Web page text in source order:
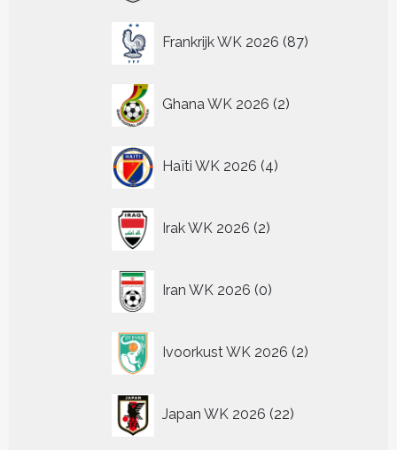
Frankrijk WK 2026 87
producten
Ghana WK 2026 2
producten
Haïti WK 2026 4
producten
Irak WK 2026 2
producten
Iran WK 2026 0
producten
Ivoorkust WK 2026 2
producten
Japan WK 2026 22
producten